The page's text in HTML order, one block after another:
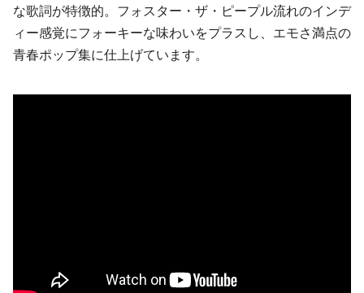
な歌詞が特徴的。 フォスター・ザ・ピープル流れのインデ
ィー感覚にフォーキーな味わいをプラスし、エモさ満点の
青春ポップ集に仕上げています。